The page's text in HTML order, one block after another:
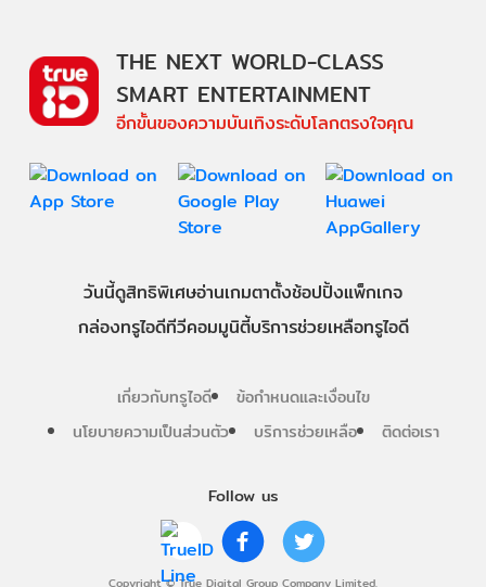
Follow us
Copyright © True Digital Group Company Limited.
THE NEXT WORLD-CLASS
SMART ENTERTAINMENT
อีกขั้นของความบันเทิงระดับโลกตรงใจคุณ
วันนี้ดูสิทธิพิเศษอ่านเกมตาตั้งช้อปปิ้งแพ็กเกจ
กล่องทรูไอดีทีวีคอมมูนิตี้บริการช่วยเหลือทรูไอดี
เกี่ยวกับทรูไอดี
ข้อกำหนดและเงื่อนไข
นโยบายความเป็นส่วนตัว
บริการช่วยเหลือ ติดต่อเรา